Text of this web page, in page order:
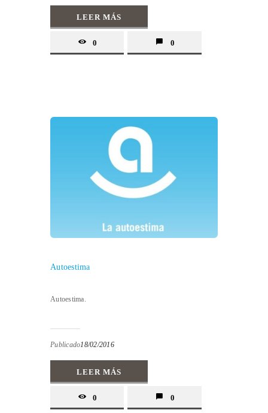
LEER MÁS
0 0
Autoestima
Autoestima.
Publicado18/02/2016
LEER MÁS
0 0